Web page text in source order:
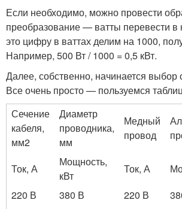
Если необходимо, можно провести
преобразование — ватты перевести в
это цифру в ваттах делим на 1000,
Например, 500 Вт / 1000 = 0,5 кВт.
Далее, собственно, начинается выбор
Все очень просто — пользуемся
Сечение
кабеля,
мм2
Диаметр
проводника,
мм
Медный
провод
Ток, А
Мощность,
кВт
Ток, А
220 В
380 В 220 В